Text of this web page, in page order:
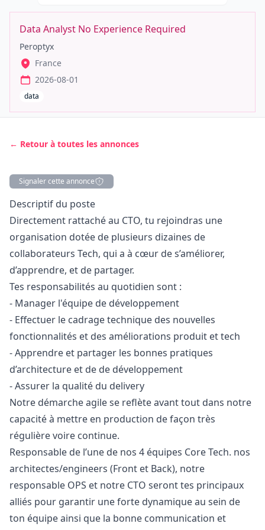
Data Analyst No Experience Required
Peroptyx
France
2026-08-01
data
← Retour à toutes les annonces
Signaler cette annonce
Description
Descriptif du poste
Directement rattaché au CTO, tu rejoindras une
organisation dotée de plusieurs dizaines de
collaborateurs Tech, qui a à cœur de s’améliorer,
d’apprendre, et de partager.
Tes responsabilités au quotidien sont :
- Manager l'équipe de développement
- Effectuer le cadrage technique des nouvelles
fonctionnalités et des améliorations produit et tech
- Apprendre et partager les bonnes pratiques
d’architecture et de de développement
- Assurer la qualité du delivery
Notre démarche agile se reflète avant tout dans notre
capacité à mettre en production de façon très
régulière voire continue.
Responsable de l’une de nos 4 équipes Core Tech. nos
architectes/engineers (Front et Back), notre
responsable OPS et notre CTO seront tes principaux
alliés pour garantir une forte dynamique au sein de
ton équipe ainsi que la bonne communication et